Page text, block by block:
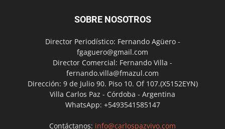
SOBRE NOSOTROS
Director Periodístico: Fernando Agüero -
fgaguero@gmail.com
Director Comercial: Fernando Villa -
fernando.villa@fmazul.com
Dirección: 9 de Julio 90. Piso 10. Of 107.(X5152EYN)
Villa Carlos Paz - Córdoba - Argentina
WhatsApp: +5493541585147
Contáctanos: info@carlospazvivo.com